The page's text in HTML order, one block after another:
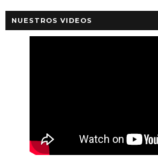
NUESTROS VIDEOS